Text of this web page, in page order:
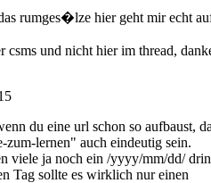
rumges�lze hier geht mir echt
csms und nicht hier im thread,
du eine url schon so aufbaust,
zum-lernen" auch eindeutig sein.
viele ja noch ein /yyyy/mm/dd/
Tag sollte es wirklich nur einen